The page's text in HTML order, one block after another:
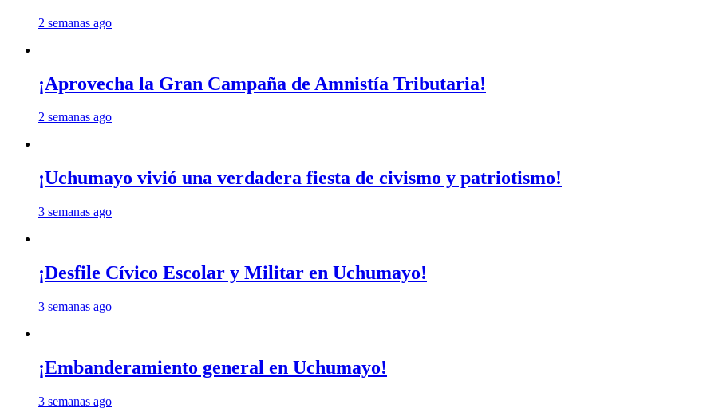
2 semanas ago
¡Aprovecha la Gran Campaña de Amnistía Tributaria!
2 semanas ago
¡Uchumayo vivió una verdadera fiesta de civismo y patriotismo!
3 semanas ago
¡Desfile Cívico Escolar y Militar en Uchumayo!
3 semanas ago
¡Embanderamiento general en Uchumayo!
3 semanas ago